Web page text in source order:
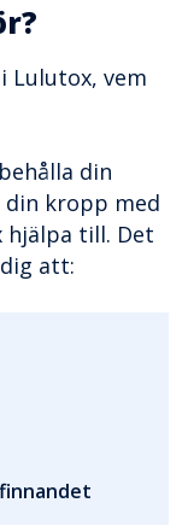
Lulutox, vem
din
kropp med
hjälpa till. Det
att: